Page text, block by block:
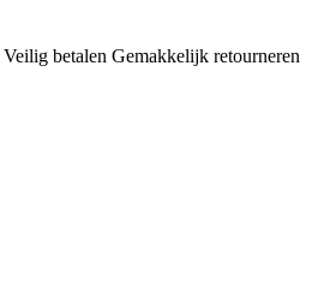
Veilig betalen Gemakkelijk retourneren